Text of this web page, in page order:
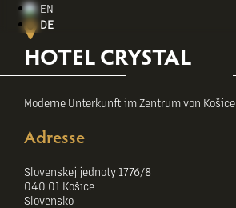
EN
DE
HOTEL CRYSTAL
Moderne Unterkunft im Zentrum von Košice
Adresse
Slovenskej jednoty 1776/8
040 01 Košice
Slovensko